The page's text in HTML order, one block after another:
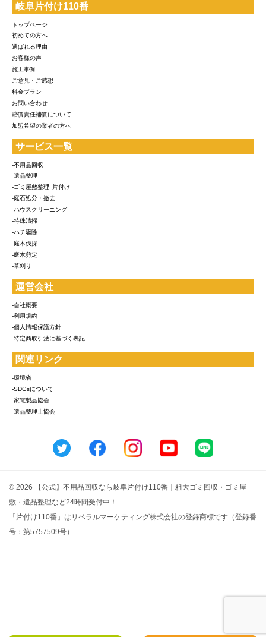
岐阜片付け110番
トップページ
初めての方へ
選ばれる理由
お客様の声
施工事例
ご意見・ご感想
料金プラン
お問い合わせ
賠償責任補償について
加盟希望の業者の方へ
サービス一覧
-不用品回収
-遺品整理
-ゴミ屋敷整理･片付け
-庭石処分・撤去
-ハウスクリーニング
-特殊清掃
-ハチ駆除
-庭木伐採
-庭木剪定
-草刈り
運営会社
-会社概要
-利用規約
-個人情報保護方針
-特定商取引法に基づく表記
関連リンク
-環境省
-SDGsについて
-家電製品協会
-遺品整理士協会
© 2026 【公式】不用品回収なら岐阜片付け110番｜粗大ゴミ回収・ゴミ屋
敷・遺品整理など24時間受付中！
「片付け110番」はリベラルマーケティング株式会社の登録商標です（登録番
号：第5757509号）